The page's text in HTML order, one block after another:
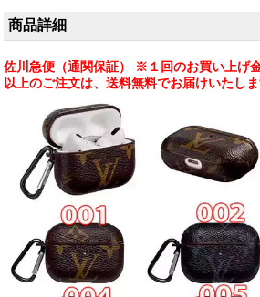
中）
商品詳細
佐川急便（通関保証） ※１回のお買い上げ
以上のご注文は、送料無料でお届けいたしま